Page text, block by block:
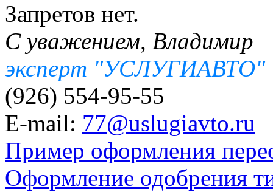
Запретов нет.
С уважением, Владимир
эксперт "УСЛУГИАВТО"
(926) 554-95-55
E-mail: 77@uslugiavto.ru
Пример оформления
Оформление одобрения